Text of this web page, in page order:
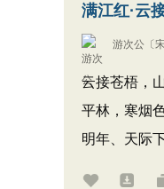
满江红·云
游次公 〔
云接苍梧，
平林，寒烟
明年、天际